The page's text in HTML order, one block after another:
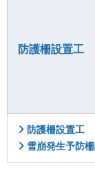
防護柵設置工
防護柵設置工
雪崩発生予防